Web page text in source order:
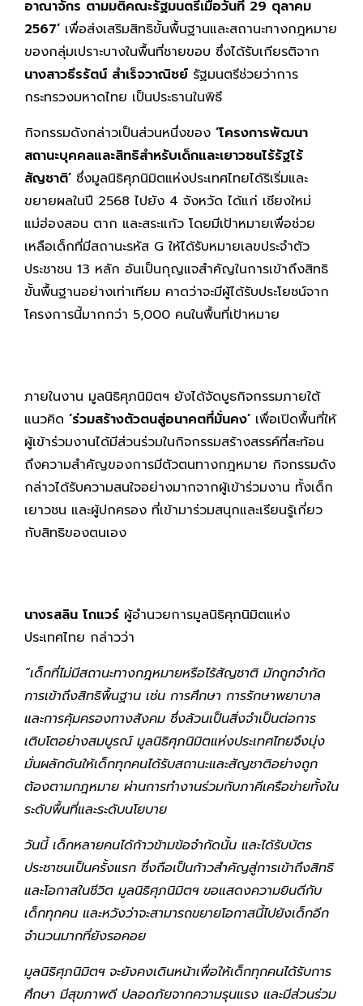
อาณาจักร ตามมติคณะรัฐมนตรีเมื่อวันที่ 29 ตุลาคม
2567’ เพื่อส่งเสริมสิทธิขั้นพื้นฐานและสถานะทางกฎหมาย
ของกลุ่มเปราะบางในพื้นที่ชายขอบ ซึ่งได้รับเกียรติจาก
นางสาวธีรรัตน์ สำเร็จวาณิชย์ รัฐมนตรีช่วยว่าการ
กระทรวงมหาดไทย เป็นประธานในพิธี
กิจกรรมดังกล่าวเป็นส่วนหนึ่งของ ‘โครงการพัฒนา
สถานะบุคคลและสิทธิสำหรับเด็กและเยาวชนไร้รัฐไร้
สัญชาติ’ ซึ่งมูลนิธิศุภนิมิตแห่งประเทศไทยได้ริเริ่มและ
ขยายผลในปี 2568 ไปยัง 4 จังหวัด ได้แก่ เชียงใหม่
แม่ฮ่องสอน ตาก และสระแก้ว โดยมีเป้าหมายเพื่อช่วย
เหลือเด็กที่มีสถานะรหัส G ให้ได้รับหมายเลขประจำตัว
ประชาชน 13 หลัก อันเป็นกุญแจสำคัญในการเข้าถึงสิทธิ
ขั้นพื้นฐานอย่างเท่าเทียม คาดว่าจะมีผู้ได้รับประโยชน์จาก
โครงการนี้มากกว่า 5,000 คนในพื้นที่เป้าหมาย
ภายในงาน มูลนิธิศุภนิมิตฯ ยังได้จัดบูธกิจกรรมภายใต้
แนวคิด ‘ร่วมสร้างตัวตนสู่อนาคตที่มั่นคง’ เพื่อเปิดพื้นที่ให้
ผู้เข้าร่วมงานได้มีส่วนร่วมในกิจกรรมสร้างสรรค์ที่สะท้อน
ถึงความสำคัญของการมีตัวตนทางกฎหมาย กิจกรรมดัง
กล่าวได้รับความสนใจอย่างมากจากผู้เข้าร่วมงาน ทั้งเด็ก
เยาวชน และผู้ปกครอง ที่เข้ามาร่วมสนุกและเรียนรู้เกี่ยว
กับสิทธิของตนเอง
นางรสลิน โกแวร์ ผู้อำนวยการมูลนิธิศุภนิมิตแห่ง
ประเทศไทย กล่าวว่า
“เด็กที่ไม่มีสถานะทางกฎหมายหรือไร้สัญชาติ มักถูกจำกัด
การเข้าถึงสิทธิพื้นฐาน เช่น การศึกษา การรักษาพยาบาล
และการคุ้มครองทางสังคม ซึ่งล้วนเป็นสิ่งจำเป็นต่อการ
เติบโตอย่างสมบูรณ์ มูลนิธิศุภนิมิตแห่งประเทศไทยจึงมุ่ง
มั่นผลักดันให้เด็กทุกคนได้รับสถานะและสัญชาติอย่างถูก
ต้องตามกฎหมาย ผ่านการทำงานร่วมกับภาคีเครือข่ายทั้งใน
ระดับพื้นที่และระดับนโยบาย
วันนี้ เด็กหลายคนได้ก้าวข้ามข้อจำกัดนั้น และได้รับบัตร
ประชาชนเป็นครั้งแรก ซึ่งถือเป็นก้าวสำคัญสู่การเข้าถึงสิทธิ
และโอกาสในชีวิต มูลนิธิศุภนิมิตฯ ขอแสดงความยินดีกับ
เด็กทุกคน และหวังว่าจะสามารถขยายโอกาสนี้ไปยังเด็กอีก
จำนวนมากที่ยังรอคอย
มูลนิธิศุภนิมิตฯ จะยังคงเดินหน้าเพื่อให้เด็กทุกคนได้รับการ
ศึกษา มีสุขภาพดี ปลอดภัยจากความรุนแรง และมีส่วนร่วม